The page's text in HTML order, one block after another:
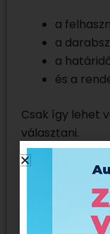
a
a
a
és a
Csak így lehet
választani.
Az egyik
technológiát is
végzünk. Más
egyetlen